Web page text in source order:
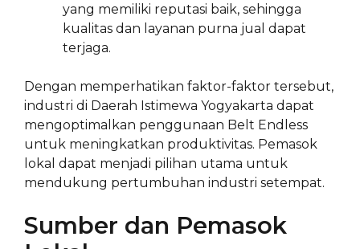
yang memiliki reputasi baik, sehingga
kualitas dan layanan purna jual dapat
terjaga.
Dengan memperhatikan faktor-faktor tersebut,
industri di Daerah Istimewa Yogyakarta dapat
mengoptimalkan penggunaan Belt Endless
untuk meningkatkan produktivitas. Pemasok
lokal dapat menjadi pilihan utama untuk
mendukung pertumbuhan industri setempat.
Sumber dan Pemasok